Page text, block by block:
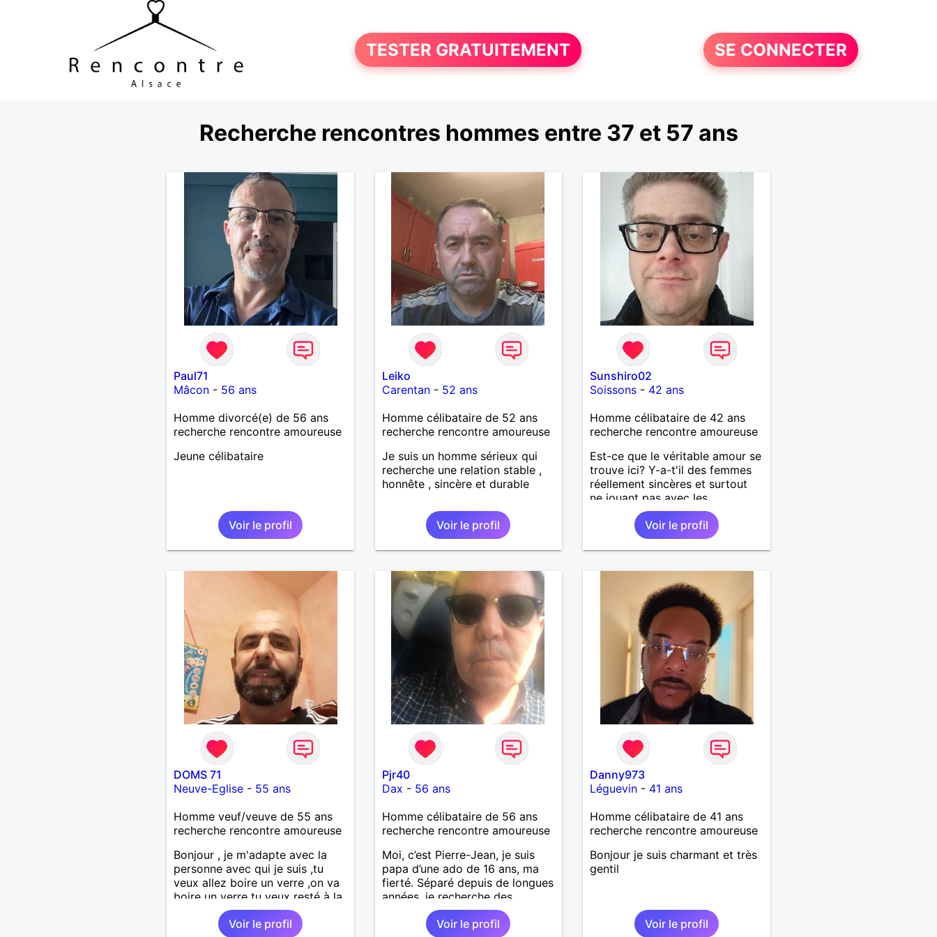
TESTER GRATUITEMENT SE CONNECTER
Recherche rencontres hommes entre 37 et 57 ans
Paul71
Mâcon- 56 ans
Homme divorcé(e) de 56 ans
recherche rencontre amoureuse
Jeune célibataire
Voir le profil
Leiko
Carentan- 52 ans
Homme célibataire de 52 ans
recherche rencontre amoureuse
Je suis un homme sérieux qui
recherche une relation stable ,
honnête , sincère et durable
Voir le profil
Sunshiro02
Soissons - 42 ans
Homme célibataire de 42 ans
recherche rencontre amoureuse
Est-ce que le véritable amour se
trouve ici? Y-a-t'il des femmes
réellement sincères et surtout
ne jouant pas avec les
sentiments des hommes? Etant
un homme protecteur et
bienveillant, je veux continuer
d'y croire et pouvoir enfin
désir temps. Faux profil,
profiteuse et autres joyeuseté
passer votre chemin, vous ne
m'intéressez pas du tout!
Voir le profil
DOMS 71
Neuve-Eglise- 55 ans
Homme veuf/veuve de 55 ans
recherche rencontre amoureuse
Bonjour , je m'adapte avec la
personne avec qui je suis ,tu
veux allez boire un verre ,on va
boire un verre tu veux resté à la
maison ,on reste
etc...l'important c'est d'etre
Voir le profil
Pjr40
Dax - 56 ans
Homme célibataire de 56 ans
recherche rencontre amoureuse
Moi, c’est Pierre-Jean, je suis
papa d’une ado de 16 ans, ma
fierté. Séparé depuis de longues
années, je recherche des
affinités amicales afin de
rompre une solitude parfois
Voir le profil
Danny973
Léguevin - 41 ans
Homme célibataire de 41 ans
recherche rencontre amoureuse
Bonjour je suis charmant et très
gentil
Voir le profil